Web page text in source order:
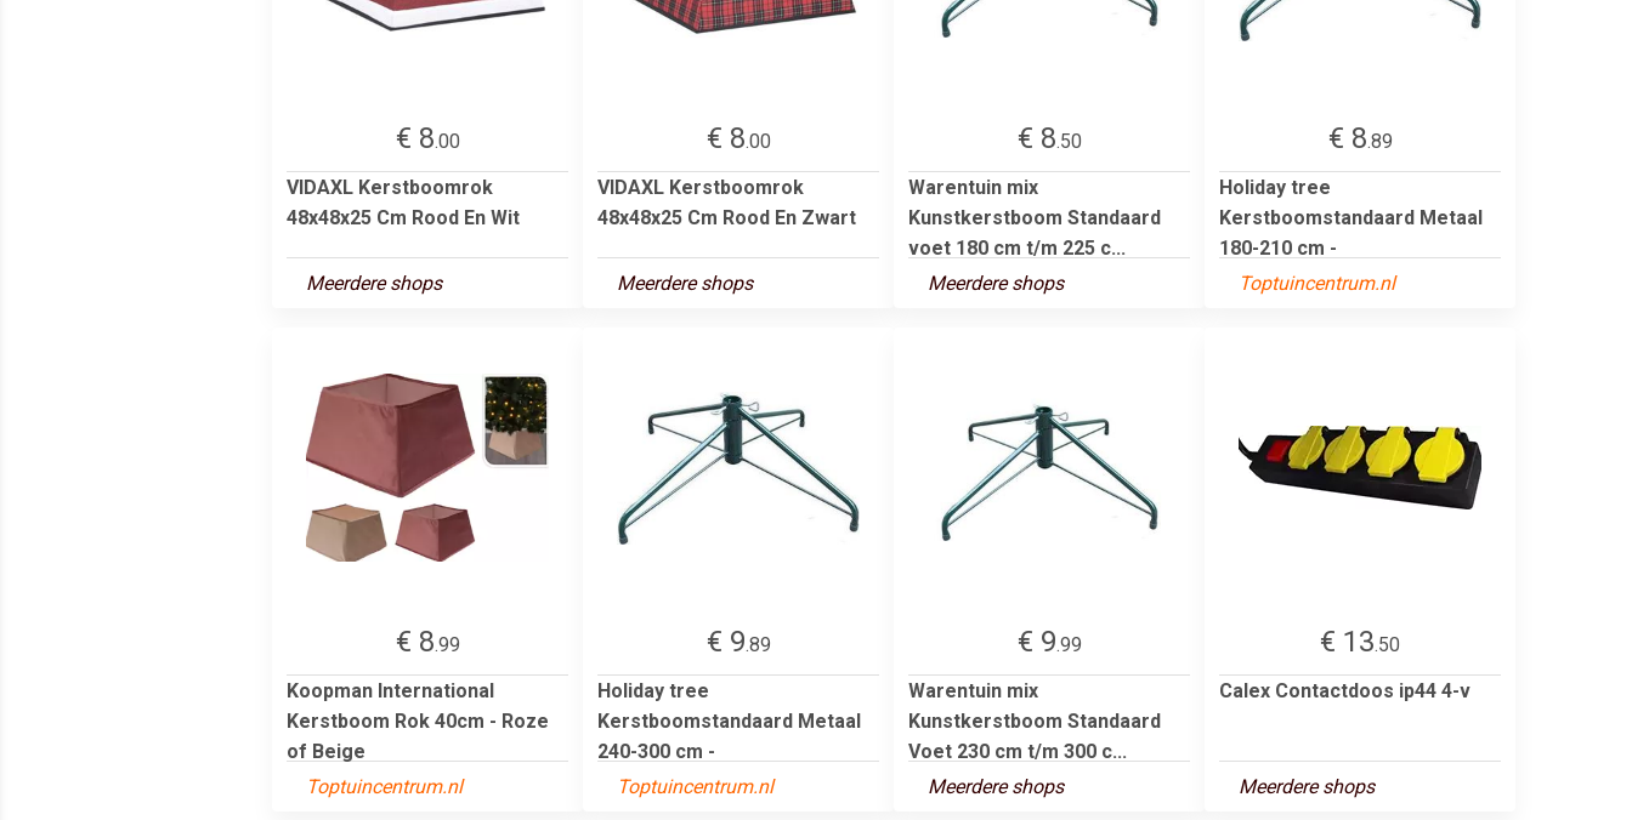
€ 8.00
VIDAXL Kerstboomrok
48x48x25 Cm Rood En Wit
Meerdere shops
€ 8.00
VIDAXL Kerstboomrok
48x48x25 Cm Rood En Zwart
Meerdere shops
€ 8.50
Warentuin mix
Kunstkerstboom Standaard
voet 180 cm t/m 225 c...
Meerdere shops
€ 8.89
Holiday tree
Kerstboomstandaard Metaal
180-210 cm -
Toptuincentrum.nl
€ 8.99
Koopman International
Kerstboom Rok 40cm - Roze
of Beige
Toptuincentrum.nl
€ 9.89
Holiday tree
Kerstboomstandaard Metaal
240-300 cm -
Toptuincentrum.nl
€ 9.99
Warentuin mix
Kunstkerstboom Standaard
Voet 230 cm t/m 300 c...
Meerdere shops
€ 13.50
Calex Contactdoos ip44 4-v
Meerdere shops